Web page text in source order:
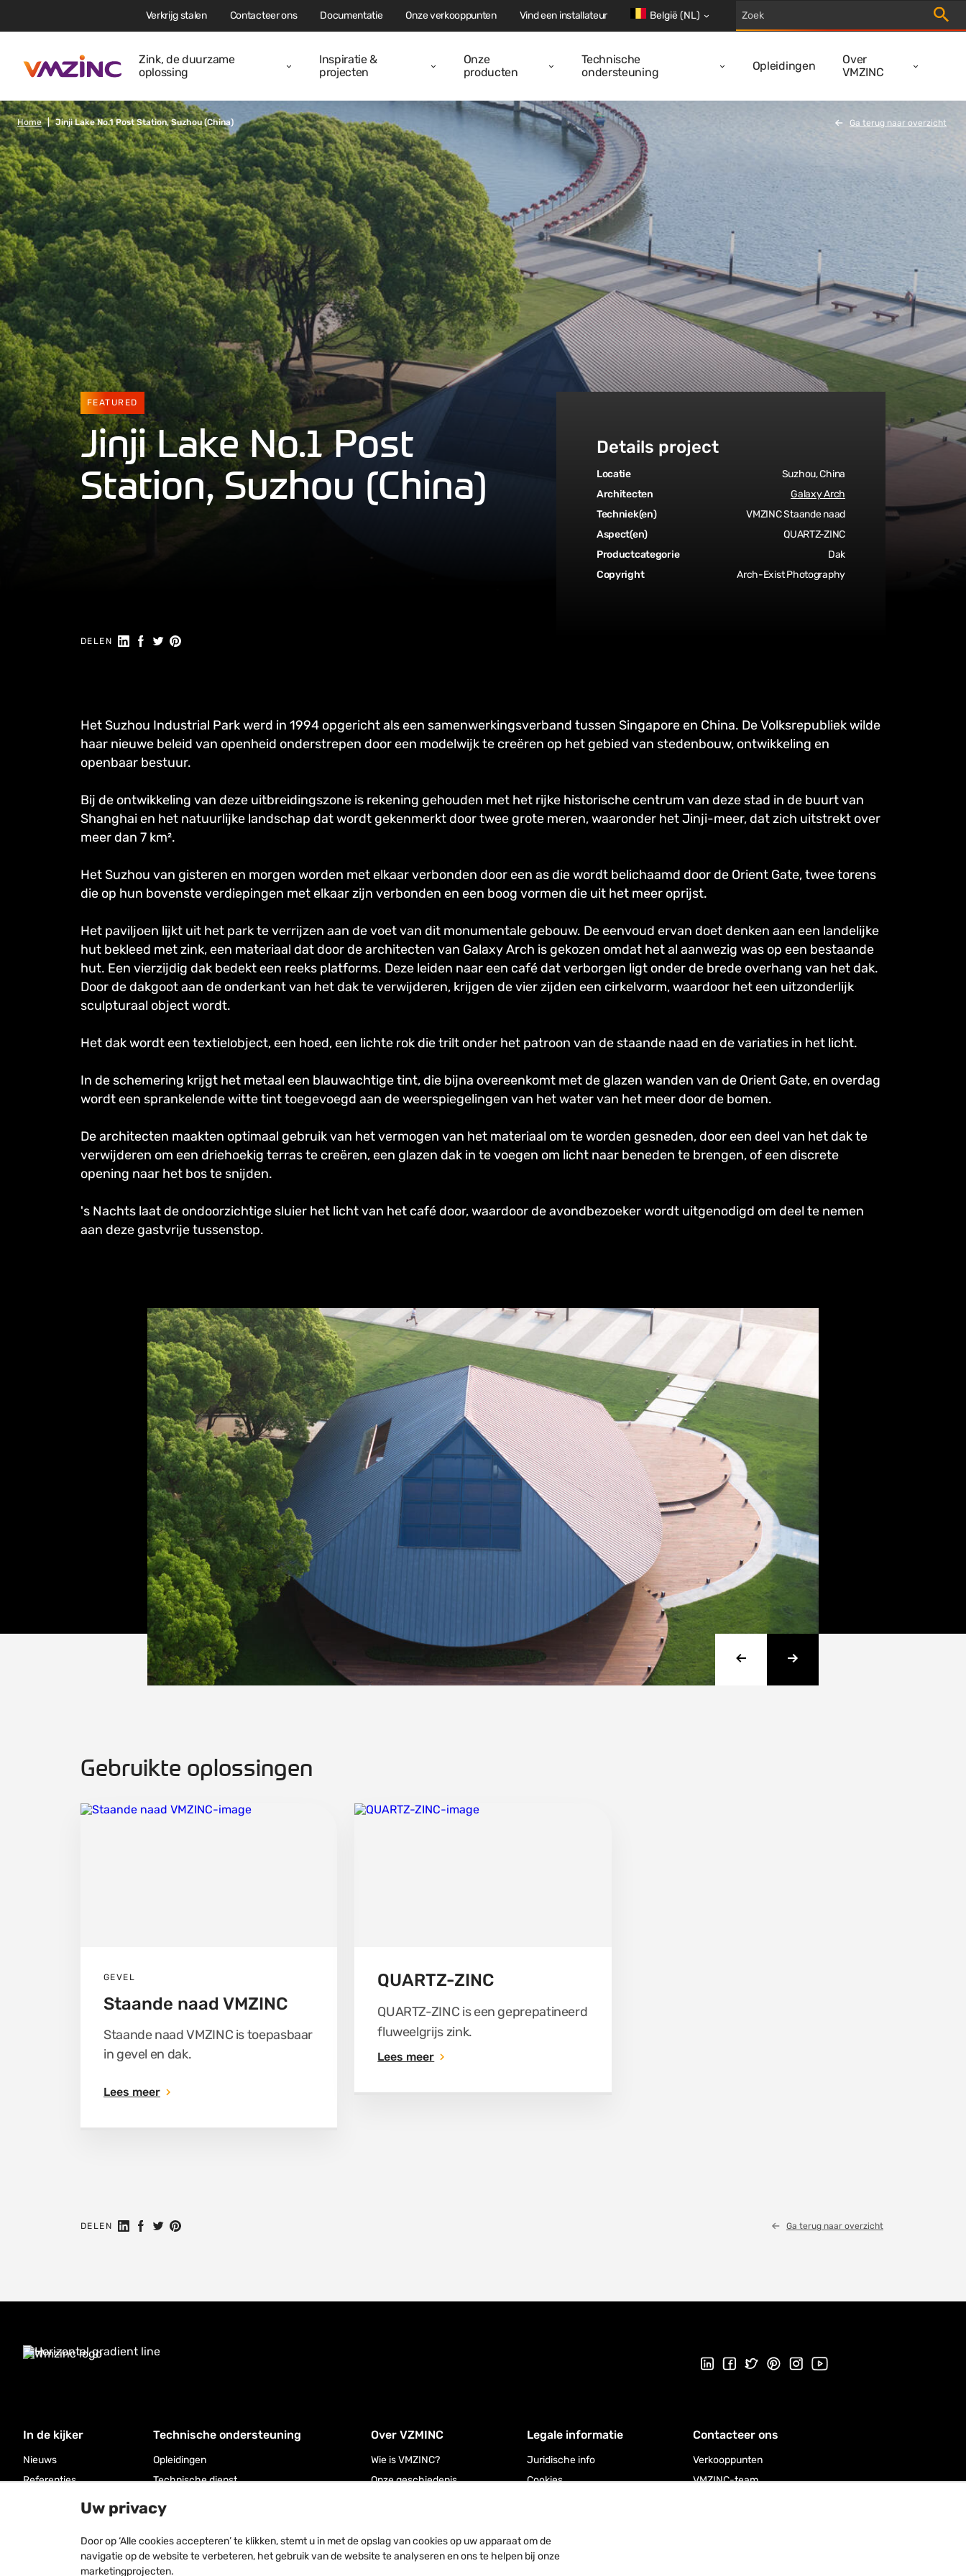
Zink, de duurzame
oplossing
Inspiratie &
projecten
Onze
producten
Technische
ondersteuning
Opleidingen
Over
VMZINC
Verkrijg stalen Contacteer ons Documentatie Onze verkooppunten Vind een installateur België (NL)
Home Jinji Lake No.1 Post Station, Suzhou (China) Ga terug naar overzicht
FEATURED
Jinji Lake No.1 Post
Station, Suzhou (China)
DELEN Deel op LinkedIn
Deel op Facebook
Delen op Twitter
Delen op Pinterest
Details project
Locatie
Suzhou, China
Architecten
Galaxy Arch
Techniek(en)
VMZINC Staande naad
Aspect(en)
QUARTZ-ZINC
Productcategorie
Dak
Copyright
Arch-Exist Photography
Het Suzhou Industrial Park werd in 1994 opgericht als een samenwerkingsverband tussen Singapore en China. De Volksrepubliek wilde
haar nieuwe beleid van openheid onderstrepen door een modelwijk te creëren op het gebied van stedenbouw, ontwikkeling en
openbaar bestuur.
Bij de ontwikkeling van deze uitbreidingszone is rekening gehouden met het rijke historische centrum van deze stad in de buurt van
Shanghai en het natuurlijke landschap dat wordt gekenmerkt door twee grote meren, waaronder het Jinji-meer, dat zich uitstrekt over
meer dan 7 km².
Het Suzhou van gisteren en morgen worden met elkaar verbonden door een as die wordt belichaamd door de Orient Gate, twee torens
die op hun bovenste verdiepingen met elkaar zijn verbonden en een boog vormen die uit het meer oprijst.
Het paviljoen lijkt uit het park te verrijzen aan de voet van dit monumentale gebouw. De eenvoud ervan doet denken aan een landelijke
hut bekleed met zink, een materiaal dat door de architecten van Galaxy Arch is gekozen omdat het al aanwezig was op een bestaande
hut. Een vierzijdig dak bedekt een reeks platforms. Deze leiden naar een café dat verborgen ligt onder de brede overhang van het dak.
Door de dakgoot aan de onderkant van het dak te verwijderen, krijgen de vier zijden een cirkelvorm, waardoor het een uitzonderlijk
sculpturaal object wordt.
Het dak wordt een textielobject, een hoed, een lichte rok die trilt onder het patroon van de staande naad en de variaties in het licht.
In de schemering krijgt het metaal een blauwachtige tint, die bijna overeenkomt met de glazen wanden van de Orient Gate, en overdag
wordt een sprankelende witte tint toegevoegd aan de weerspiegelingen van het water van het meer door de bomen.
De architecten maakten optimaal gebruik van het vermogen van het materiaal om te worden gesneden, door een deel van het dak te
verwijderen om een driehoekig terras te creëren, een glazen dak in te voegen om licht naar beneden te brengen, of een discrete
opening naar het bos te snijden.
's Nachts laat de ondoorzichtige sluier het licht van het café door, waardoor de avondbezoeker wordt uitgenodigd om deel te nemen
aan deze gastvrije tussenstop.
Gebruikte oplossingen
GEVEL
Staande naad VMZINC
Staande naad VMZINC is toepasbaar
in gevel en dak.
Lees meer
QUARTZ-ZINC
QUARTZ-ZINC is een geprepatineerd
fluweelgrijs zink.
Lees meer
DELEN Deel op LinkedIn
Deel op Facebook
Delen op Twitter
Delen op Pinterest Ga terug naar overzicht
Volg ons op LinkedIn
Volg ons op Facebook
Volg ons op Twitter
Volg ons op Pinterest
Volg ons op Instagram
Bezoek ons YouTube-kanaal
In de kijker
Nieuws
Referenties
Technische ondersteuning
Opleidingen
Technische dienst
Over VZMINC
Wie is VMZINC?
Onze geschiedenis
Legale informatie
Juridische info
Cookies
Contacteer ons
Verkooppunten
VMZINC-team
Uw privacy
Door op ‘Alle cookies accepteren’ te klikken, stemt u in met de opslag van cookies op uw apparaat om de
navigatie op de website te verbeteren, het gebruik van de website te analyseren en ons te helpen bij onze
marketingprojecten.